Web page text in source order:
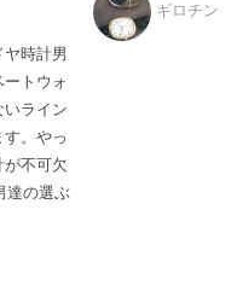
ギロチン
時計男
トウォ
いライン
。やっ
不可欠
達の選ぶ